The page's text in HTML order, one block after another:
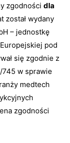
zgodności dla
został wydany
– jednostkę
pod
się zgodnie z
745 w sprawie
medtech
zgodności